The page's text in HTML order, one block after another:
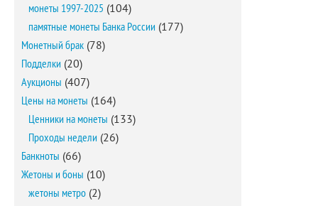
монеты 1997-2025 (104)
памятные монеты Банка России (177)
Монетный брак (78)
Подделки (20)
Аукционы (407)
Цены на монеты (164)
Ценники на монеты (133)
Проходы недели (26)
Банкноты (66)
Жетоны и боны (10)
жетоны метро (2)